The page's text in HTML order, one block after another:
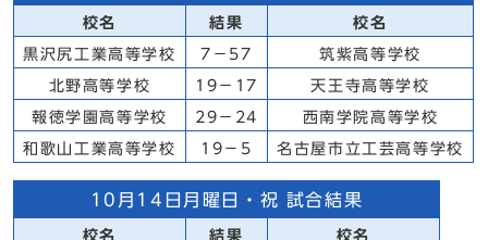
校名 結果 校名
黒沢尻工業高等学校 7－57 筑紫高等学校
北野高等学校 19－17 天王寺高等学校
報徳学園高等学校 29－24 西南学院高等学校
和歌山工業高等学校 19－5 名古屋市立工芸高等学校
10月14日月曜日・祝 試合結果
校名 結果 校名